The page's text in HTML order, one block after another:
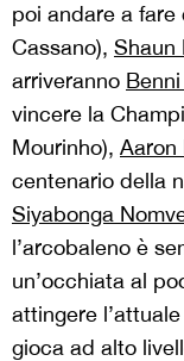
poi andare a
Cassano), Shaun
arriveranno
vincere la
Mourinho), Aaron
centenario della
Siyabonga
l’arcobaleno è
un’occhiata al
attingere
gioca ad alto